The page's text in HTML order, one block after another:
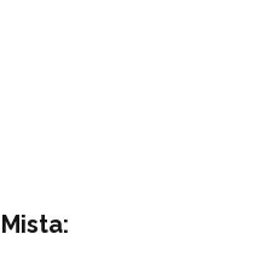
Mista: